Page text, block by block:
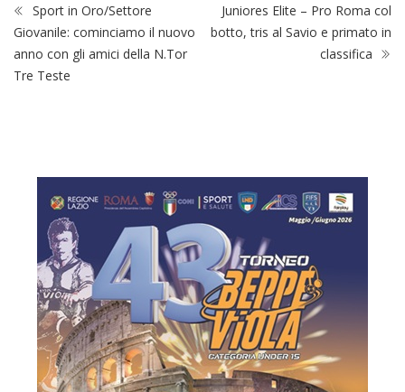
Sport in Oro/Settore
Giovanile: cominciamo il nuovo
anno con gli amici della N.Tor
Tre Teste
Juniores Elite – Pro Roma col
botto, tris al Savio e primato in
classifica